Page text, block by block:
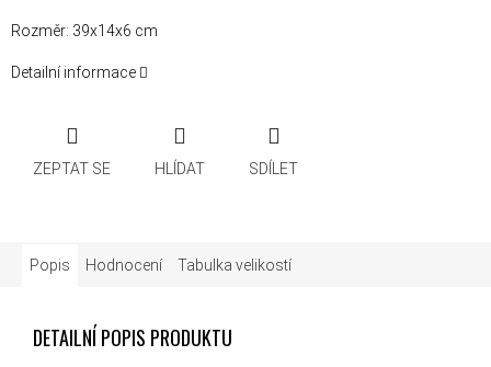
Rozměr: 39x14x6 cm
Detailní informace
ZEPTAT SE HLÍDAT SDÍLET
Popis Hodnocení Tabulka velikostí
DETAILNÍ POPIS PRODUKTU